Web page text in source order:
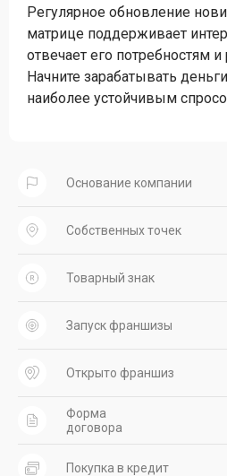
Регулярное обновление
матрице поддерживает
отвечает его потребностям
Начните зарабатывать
наиболее устойчивым
Основание компании
Собственных точек
Товарный знак
Запуск франшизы
Открыто франшиз
Форма
договора
Покупка в кредит